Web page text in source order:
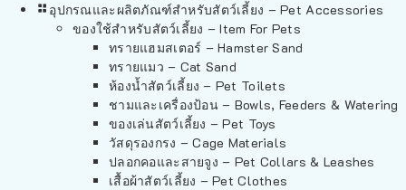
อุปกรณและผลิตภัณฑ์สำหรับสัตว์เลี้ยง – Pet Accessories
ของใช้สำหรับสัตว์เลี้ยง – Item For Pets
ทรายแฮมสเตอร์ – Hamster Sand
ทรายแมว – Cat Sand
ห้องน้ำสัตว์เลี้ยง – Pet Toilets
ชามและเครื่องป้อน – Bowls, Feeders & Watering
ของเล่นสัตว์เลี้ยง – Pet Toys
วัสดุรองกรง – Cage Materials
ปลอกคอและสายจูง – Pet Collars & Leashes
เสื้อผ้าสัตว์เลี้ยง – Pet Clothes